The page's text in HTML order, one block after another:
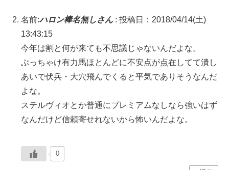
名前:ハロン棒名無しさん : 投稿日：2018/04/14(土)
13:43:15
今年は割と何が来ても不思議じゃないんだよな。
ぶっちゃけ有力馬ほとんどに不安点が点在してて潰し
あいで伏兵・大穴飛んでくると平気でありそうなんだ
よな。
ステルヴィオとか普通にプレミアムなしなら強いはず
なんだけど信頼寄せれないから怖いんだよな。
0